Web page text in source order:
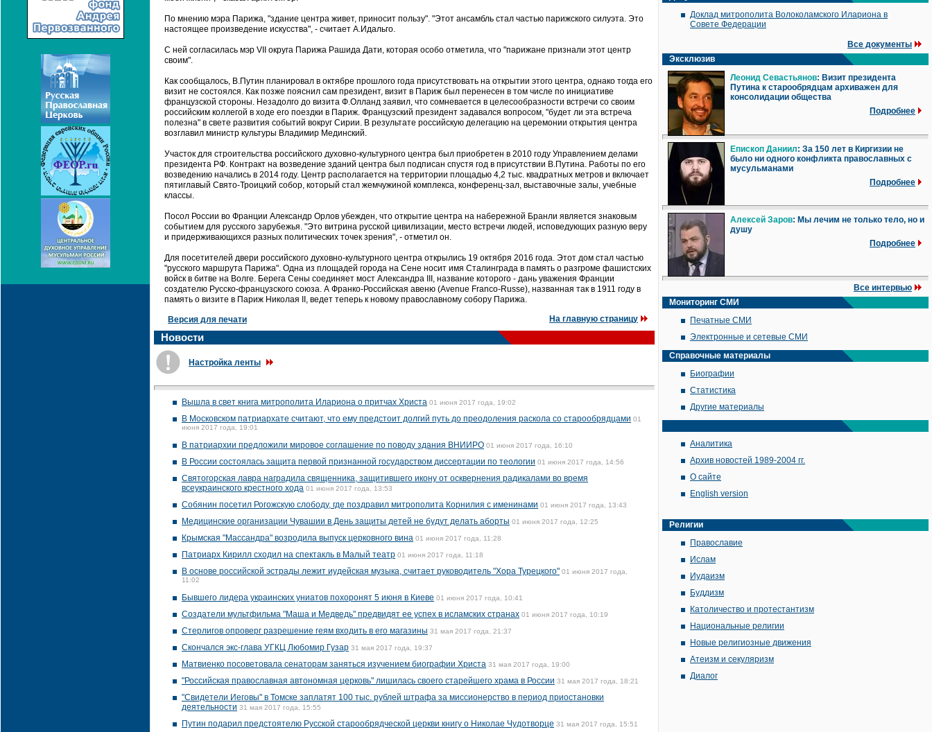
По мнению мэра Парижа, "здание центра живет, приносит пользу". "Этот ансамбль стал частью парижского силуэта. Это
настоящее произведение искусства", - считает А.Идальго.
С ней согласилась мэр VII округа Парижа Рашида Дати, которая особо отметила, что "парижане признали этот центр
своим".
Как сообщалось, В.Путин планировал в октябре прошлого года присутствовать на открытии этого центра, однако тогда его
визит не состоялся. Как позже пояснил сам президент, визит в Париж был перенесен в том числе по инициативе
французской стороны. Незадолго до визита Ф.Олланд заявил, что сомневается в целесообразности встречи со своим
российским коллегой в ходе его поездки в Париж. Французский президент задавался вопросом, "будет ли эта встреча
полезна" в свете развития событий вокруг Сирии. В результате российскую делегацию на церемонии открытия центра
возглавил министр культуры Владимир Мединский.
Участок для строительства российского духовно-культурного центра был приобретен в 2010 году Управлением делами
президента РФ. Контракт на возведение зданий центра был подписан спустя год в присутствии В.Путина. Работы по его
возведению начались в 2014 году. Центр располагается на территории площадью 4,2 тыс. квадратных метров и включает
пятиглавый Свято-Троицкий собор, который стал жемчужиной комплекса, конференц-зал, выставочные залы, учебные
классы.
Посол России во Франции Александр Орлов убежден, что открытие центра на набережной Бранли является знаковым
событием для русского зарубежья. "Это витрина русской цивилизации, место встречи людей, исповедующих разную веру
и придерживающихся разных политических точек зрения", - отметил он.
Для посетителей двери российского духовно-культурного центра открылись 19 октября 2016 года. Этот дом стал частью
"русского маршрута Парижа". Одна из площадей города на Сене носит имя Сталинграда в память о разгроме фашистских
войск в битве на Волге. Берега Сены соединяет мост Александра III, название которого - дань уважения Франции
создателю Русско-французского союза. А Франко-Российская авеню (Avenue Franco-Russe), названная так в 1911 году в
память о визите в Париж Николая II, ведет теперь к новому православному собору Парижа.
Версия для печати На главную страницу
Новости
Настройка ленты
Вышла в свет книга митрополита Илариона о притчах Христа 01 июня 2017 года, 19:02
В Московском патриархате считают, что ему предстоит долгий путь до преодоления раскола со старообрядцами 01
июня 2017 года, 19:01
В патриархии предложили мировое соглашение по поводу здания ВНИИРО 01 июня 2017 года, 16:10
В России состоялась защита первой признанной государством диссертации по теологии 01 июня 2017 года, 14:56
Святогорская лавра наградила священника, защитившего икону от осквернения радикалами во время
всеукраинского крестного хода 01 июня 2017 года, 13:53
Собянин посетил Рогожскую слободу, где поздравил митрополита Корнилия с именинами 01 июня 2017 года, 13:43
Медицинские организации Чувашии в День защиты детей не будут делать аборты 01 июня 2017 года, 12:25
Крымская "Массандра" возродила выпуск церковного вина 01 июня 2017 года, 11:28
Патриарх Кирилл сходил на спектакль в Малый театр 01 июня 2017 года, 11:18
В основе российской эстрады лежит иудейская музыка, считает руководитель "Хора Турецкого" 01 июня 2017 года,
11:02
Бывшего лидера украинских униатов похоронят 5 июня в Киеве 01 июня 2017 года, 10:41
Создатели мультфильма "Маша и Медведь" предвидят ее успех в исламских странах 01 июня 2017 года, 10:19
Стерлигов опроверг разрешение геям входить в его магазины 31 мая 2017 года, 21:37
Скончался экс-глава УГКЦ Любомир Гузар 31 мая 2017 года, 19:37
Матвиенко посоветовала сенаторам заняться изучением биографии Христа 31 мая 2017 года, 19:00
"Российская православная автономная церковь" лишилась своего старейшего храма в России 31 мая 2017 года, 18:21
"Свидетели Иеговы" в Томске заплатят 100 тыс. рублей штрафа за миссионерство в период приостановки
деятельности 31 мая 2017 года, 15:55
Путин подарил предстоятелю Русской старообрядческой церкви книгу о Николае Чудотворце 31 мая 2017 года, 15:51
Доклад митрополита Волоколамского Илариона в
Совете Федерации
Все документы
Эксклюзив
Леонид Севастьянов: Визит президента
Путина к старообрядцам архиважен для
консолидации общества
Подробнее
Епископ Даниил: За 150 лет в Киргизии не
было ни одного конфликта православных с
мусульманами
Подробнее
Алексей Заров: Мы лечим не только тело, но и
душу
Подробнее
Все интервью
Мониторинг СМИ
Печатные СМИ
Электронные и сетевые СМИ
Справочные материалы
Биографии
Статистика
Другие материалы
Аналитика
Архив новостей 1989-2004 гг.
О сайте
English version
Религии
Православие
Ислам
Иудаизм
Буддизм
Католичество и протестантизм
Национальные религии
Новые религиозные движения
Атеизм и секуляризм
Диалог